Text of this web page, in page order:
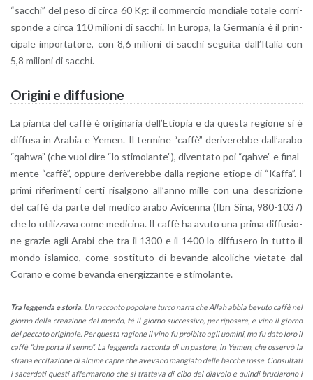
“sac­chi” del peso di circa 60 Kg: il com­mer­cio mon­dia­le to­ta­le cor­ri­
spon­de a circa 110 mi­lio­ni di sac­chi. In Eu­ro­pa, la Ger­ma­nia è il prin­
ci­pa­le im­por­ta­to­re, con 8,6 mi­lio­ni di sac­chi se­gui­ta dal­l’I­ta­lia con
5,8 mi­lio­ni di sac­chi.
Ori­gi­ni e dif­fu­sio­ne
La pian­ta del caffè è ori­gi­na­ria del­l’E­tio­pia e da que­sta re­gio­ne si è
dif­fu­sa in Ara­bia e Yemen. Il ter­mi­ne “caffè” de­ri­ve­reb­be dal­l’a­ra­bo
“qahwa” (che vuol dire “lo sti­mo­lan­te”), di­ven­ta­to poi “qahve” e fi­nal­
men­te “caffè”, op­pu­re de­ri­ve­reb­be dalla re­gio­ne etio­pe di “Kaffa”. I
primi ri­fe­ri­men­ti certi ri­sal­go­no al­l’an­no mille con una de­scri­zio­ne
del caffè da parte del me­di­co arabo Avi­cen­na (Ibn Sina,980-1037)
che lo uti­liz­za­va come me­di­ci­na. Il caffè ha avuto una prima dif­fu­sio­
ne gra­zie agli Arabi che tra il 1300 e il 1400 lo dif­fu­se­ro in tutto il
mondo isla­mi­co, come so­sti­tu­to di be­van­de al­co­li­che vie­ta­te dal
Co­ra­no e come be­van­da ener­giz­zan­te e sti­mo­lan­te.
Tra leg­gen­da e sto­ria. Un rac­con­to po­po­la­re turco narra che Allah abbia be­vu­to caffè nel
gior­no della crea­zio­ne del mondo, tè il gior­no suc­ces­si­vo, per ri­po­sa­re, e vino il gior­no
del pec­ca­to ori­gi­na­le. Per que­sta ra­gio­ne il vino fu proi­bi­to agli uo­mi­ni, ma fu dato loro il
caffè “che porta il senno”. La leg­gen­da rac­con­ta di un pa­sto­re, in Yemen, che os­ser­vò la
stra­na ec­ci­ta­zio­ne di al­cu­ne capre che ave­va­no man­gia­to delle bac­che rosse. Con­sul­ta­ti
i sa­cer­do­ti que­sti af­fer­ma­ro­no che si trat­ta­va di cibo del dia­vo­lo e quin­di bru­cia­ro­no i